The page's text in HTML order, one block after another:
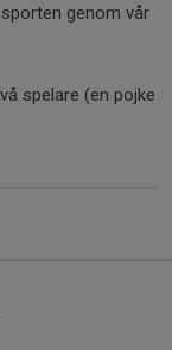
genom vår
spelare (en pojke